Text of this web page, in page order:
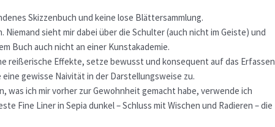
Skizzenbuch und keine lose Blättersammlung.
Niemand sieht mir dabei über die Schulter (auch nicht im Geiste) und
Buch auch nicht an einer Kunstakademie.
reißerische Effekte, setze bewusst und konsequent auf das Erfassen
eine gewisse Naivität in der Darstellungsweise zu.
was ich mir vorher zur Gewohnheit gemacht habe, verwende ich
Fine Liner in Sepia dunkel – Schluss mit Wischen und Radieren – die